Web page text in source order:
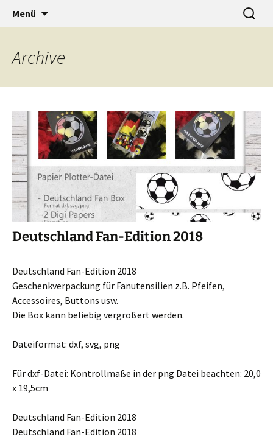
baumann-accessories
…a designers world
Menü
Suche
nach:
Archive
Deutschland Fan-Edition 2018
Deutschland Fan-Edition 2018
Geschenkverpackung für Fanutensilien z.B. Pfeifen,
Accessoires, Buttons usw.
Die Box kann beliebig vergrößert werden.
Dateiformat: dxf, svg, png
Für dxf-Datei: Kontrollmaße in der png Datei beachten: 20,0
x 19,5cm
Deutschland Fan-Edition 2018
Deutschland Fan-Edition 2018